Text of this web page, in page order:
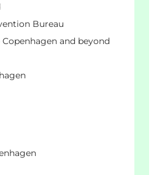
Bureau
and beyond